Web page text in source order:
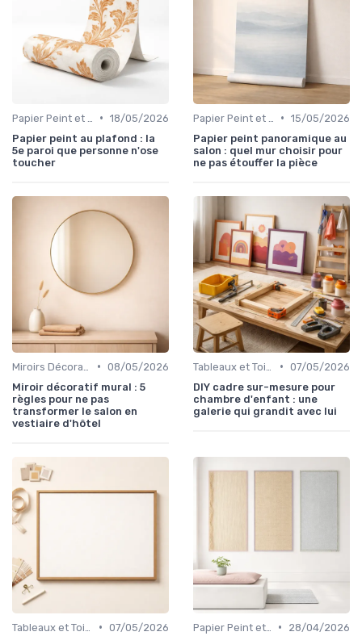
• 18/05/2026
Papier peint au plafond : la
5e paroi que personne n'ose
toucher
• 15/05/2026
Papier peint panoramique au
salon : quel mur choisir pour
ne pas étouffer la pièce
• 08/05/2026
Miroir décoratif mural : 5
règles pour ne pas
transformer le salon en
vestiaire d'hôtel
• 07/05/2026
DIY cadre sur-mesure pour
chambre d'enfant : une
galerie qui grandit avec lui
• 07/05/2026
•
28/04/2026